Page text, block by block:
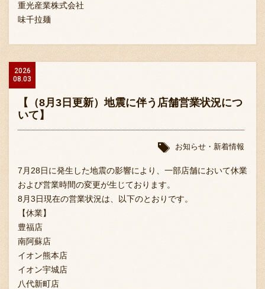
重光産業株式会社
味千拉麺
2026
08.03
【（8月3日更新）地震に伴う店舗営業状況につ
いて】
お知らせ・新着情報
7月28日に発生した地震の影響により、一部店舗において休業
および営業時間の変更が生じております。
8月3日現在の営業状況は、以下のとおりです。
【休業】
豊福店
南阿蘇店
イオン熊本店
イオン宇城店
八代新町店